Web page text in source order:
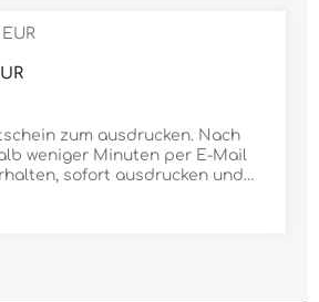
zum ausdrucken. Nach
weniger Minuten per E-Mail
sofort ausdrucken und
Produkten ist der